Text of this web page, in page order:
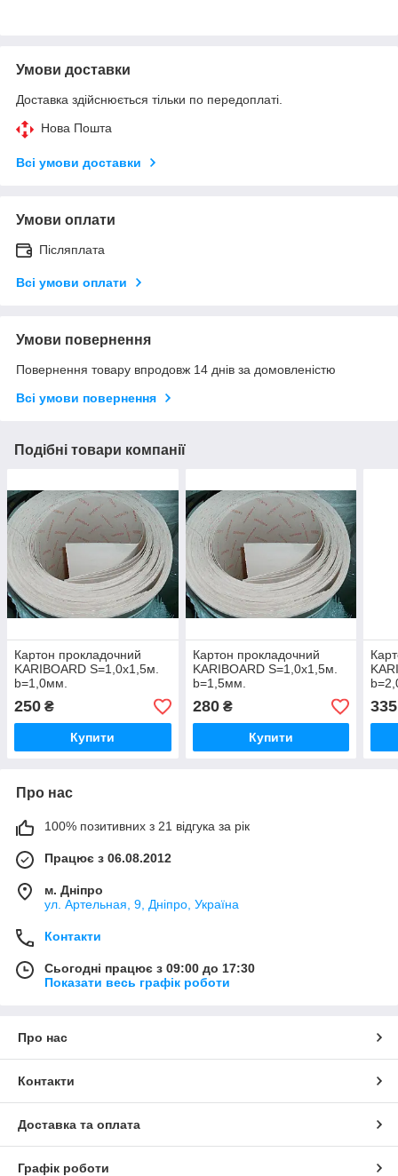
Умови доставки
Доставка здійснюється тільки по передоплаті.
Нова Пошта
Всі умови доставки
Умови оплати
Післяплата
Всі умови оплати
Умови повернення
Повернення товару впродовж 14 днів за домовленістю
Всі умови повернення
Подібні товари компанії
Картон прокладочний
KARIBOARD S=1,0х1,5м.
b=1,0мм.
250 ₴
Купити
Картон прокладочний
KARIBOARD S=1,0х1,5м.
b=1,5мм.
280₴
Купити
335
Про нас
100% позитивних з 21 відгука за рік
Працює з 06.08.2012
м. Дніпро
ул. Артельная, 9, Дніпро, Україна
Контакти
Сьогодні працює з 09:00 до 17:30
Показати весь графік роботи
Про нас
Контакти
Доставка та оплата
Графік роботи